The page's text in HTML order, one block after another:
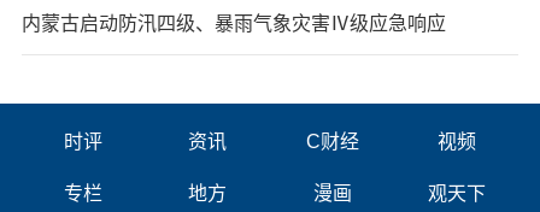
内蒙古启动防汛四级、暴雨气象灾害Ⅳ级应急响应
时评 资讯 C财经 视频
专栏 地方 漫画 观天下